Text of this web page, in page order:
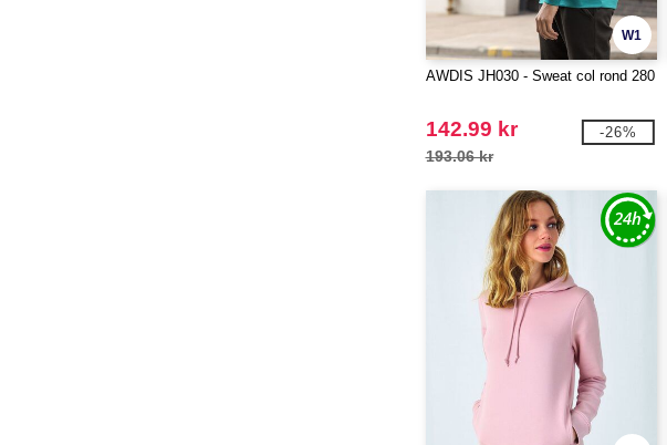
W1
AWDIS JH030 - Sweat col rond 280
142.99 kr
193.06 kr
-26%